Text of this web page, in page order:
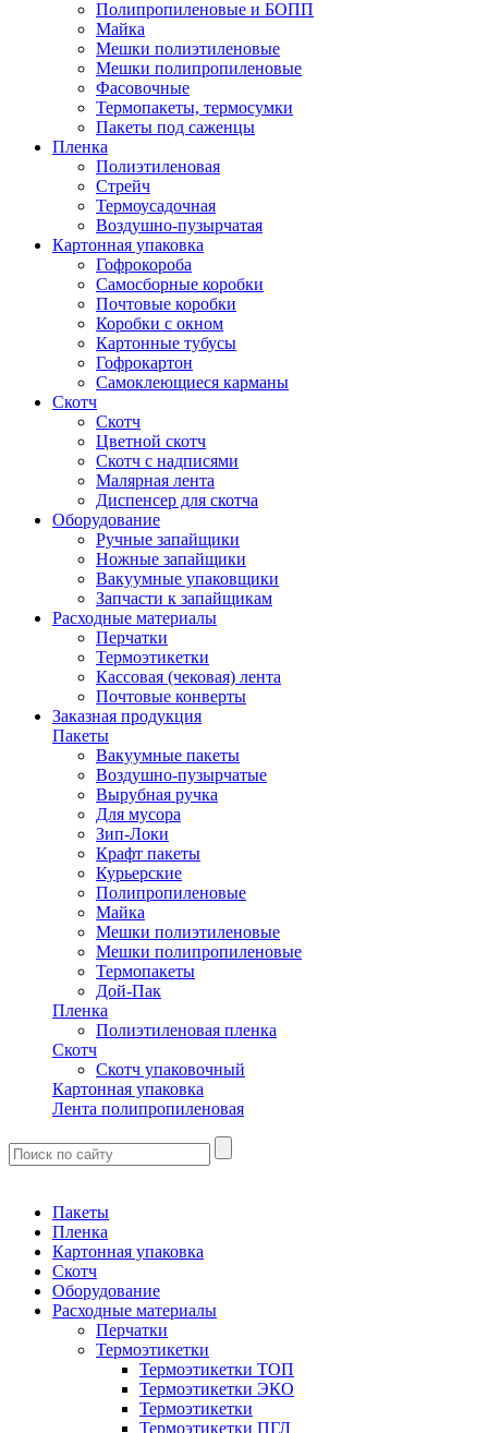
Полипропиленовые и БОПП
Майка
Мешки полиэтиленовые
Мешки полипропиленовые
Фасовочные
Термопакеты, термосумки
Пакеты под саженцы
Пленка
Полиэтиленовая
Стрейч
Термоусадочная
Воздушно-пузырчатая
Картонная упаковка
Гофрокороба
Самосборные коробки
Почтовые коробки
Коробки с окном
Картонные тубусы
Гофрокартон
Самоклеющиеся карманы
Скотч
Скотч
Цветной скотч
Скотч с надписями
Малярная лента
Диспенсер для скотча
Оборудование
Ручные запайщики
Ножные запайщики
Вакуумные упаковщики
Запчасти к запайщикам
Расходные материалы
Перчатки
Термоэтикетки
Кассовая (чековая) лента
Почтовые конверты
Заказная продукция
Пакеты
Вакуумные пакеты
Воздушно-пузырчатые
Вырубная ручка
Для мусора
Зип-Локи
Крафт пакеты
Курьерские
Полипропиленовые
Майка
Мешки полиэтиленовые
Мешки полипропиленовые
Термопакеты
Дой-Пак
Пленка
Полиэтиленовая пленка
Скотч
Скотч упаковочный
Картонная упаковка
Лента полипропиленовая
Пакеты
Пленка
Картонная упаковка
Скотч
Оборудование
Расходные материалы
Перчатки
Термоэтикетки
Термоэтикетки ТОП
Термоэтикетки ЭКО
Термоэтикетки
Термоэтикетки ПГЛ